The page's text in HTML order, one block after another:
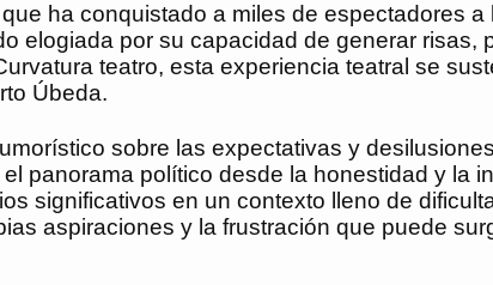
ha conquistado a miles de espectadores
elogiada por su capacidad de generar risas,
teatro, esta experiencia teatral se
Úbeda.
sobre las expectativas y
panorama político desde la honestidad y la
significativos en un contexto lleno de
aspiraciones y la frustración que puede